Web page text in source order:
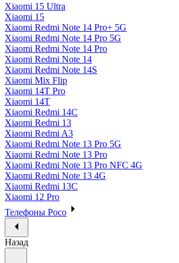
Xiaomi 15 Ultra
Xiaomi 15
Xiaomi Redmi Note 14 Pro+ 5G
Xiaomi Redmi Note 14 Pro 5G
Xiaomi Redmi Note 14 Pro
Xiaomi Redmi Note 14
Xiaomi Redmi Note 14S
Xiaomi Mix Flip
Xiaomi 14T Pro
Xiaomi 14T
Xiaomi Redmi 14C
Xiaomi Redmi 13
Xiaomi Redmi A3
Xiaomi Redmi Note 13 Pro 5G
Xiaomi Redmi Note 13 Pro
Xiaomi Redmi Note 13 Pro NFC 4G
Xiaomi Redmi Note 13 4G
Xiaomi Redmi 13C
Xiaomi 12 Pro
Телефоны Poco
Назад